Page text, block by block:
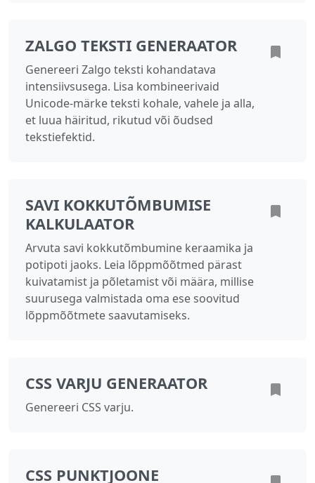
ZALGO TEKSTI GENERAATOR
Genereeri Zalgo teksti kohandatava
intensiivsusega. Lisa kombineerivaid
Unicode-märke teksti kohale, vahele ja alla,
et luua häiritud, rikutud või õudsed
tekstiefektid.
SAVI KOKKUTÕMBUMISE
KALKULAATOR
Arvuta savi kokkutõmbumine keraamika ja
potipoti jaoks. Leia lõppmõõtmed pärast
kuivatamist ja põletamist või määra, millise
suurusega valmistada oma ese soovitud
lõppmõõtmete saavutamiseks.
CSS VARJU GENERAATOR
Genereeri CSS varju.
CSS PUNKTJOONE